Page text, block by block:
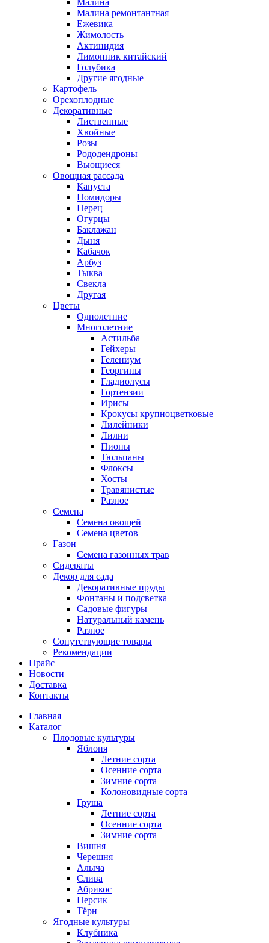
Малина
Малина ремонтантная
Ежевика
Жимолость
Актинидия
Лимонник китайский
Голубика
Другие ягодные
Картофель
Орехоплодные
Декоративные
Лиственные
Хвойные
Розы
Рододендроны
Вьющиеся
Овощная рассада
Капуста
Помидоры
Перец
Огурцы
Баклажан
Дыня
Кабачок
Арбуз
Тыква
Свекла
Другая
Цветы
Однолетние
Многолетние
Астильба
Гейхеры
Гелениум
Георгины
Гладиолусы
Гортензии
Ирисы
Крокусы крупноцветковые
Лилейники
Лилии
Пионы
Тюльпаны
Флоксы
Хосты
Травянистые
Разное
Семена
Семена овощей
Семена цветов
Газон
Семена газонных трав
Сидераты
Декор для сада
Декоративные пруды
Фонтаны и подсветка
Садовые фигуры
Натуральный камень
Разное
Сопутствующие товары
Рекомендации
Прайс
Новости
Доставка
Контакты
Главная
Каталог
Плодовые культуры
Яблоня
Летние сорта
Осенние сорта
Зимние сорта
Колоновидные сорта
Груша
Летние сорта
Осенние сорта
Зимние сорта
Вишня
Черешня
Алыча
Слива
Абрикос
Персик
Тёрн
Ягодные культуры
Клубника